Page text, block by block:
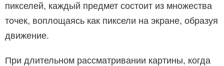
пикселей, каждый предмет состоит из множества
точек, воплощаясь как пиксели на экране, образуя
движение.
При длительном рассматривании картины, когда